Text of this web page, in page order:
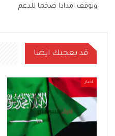
وتوقف امدادا ضخما للدعم
قد يعجبك ايضا
اخبار